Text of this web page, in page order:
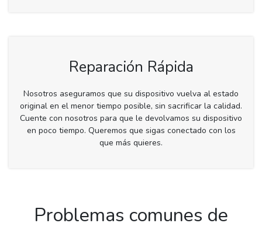
Reparación Rápida
Nosotros aseguramos que su dispositivo vuelva al estado
original en el menor tiempo posible, sin sacrificar la calidad.
Cuente con nosotros para que le devolvamos su dispositivo
en poco tiempo. Queremos que sigas conectado con los
que más quieres.
Problemas comunes de